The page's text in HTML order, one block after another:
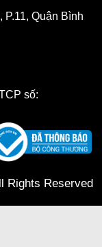
P.11, Quận Bình
số:
Rights Reserved